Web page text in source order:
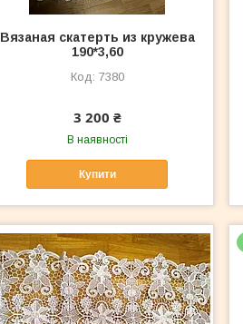
Вязаная скатерть из кружева
190*3,60
7380
3 200 ₴
В наявності
Купити